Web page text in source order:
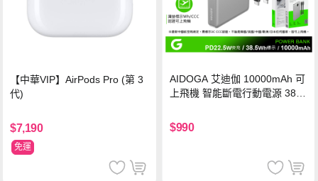
【中華VIP】AirPods Pro (第 3
代)
$7,190
免運
AIDOGA 艾迪伽 10000mAh 可
上飛機 智能斷電行動電源 38.5
灣BSMI/中國CCC/歐美CE/FCC
認證
$990